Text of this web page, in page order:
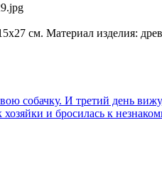
см. Материал изделия:
собачку. И третий день
и бросилась к